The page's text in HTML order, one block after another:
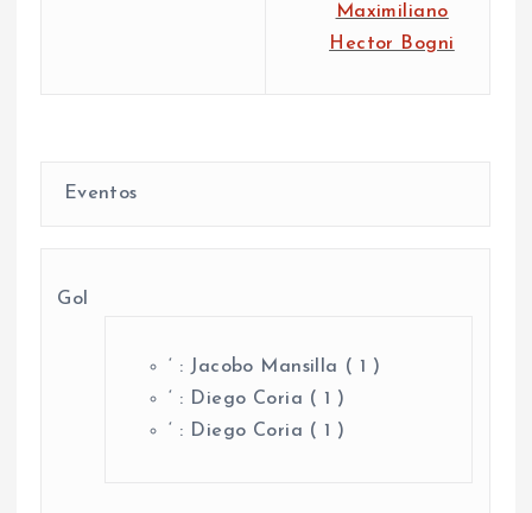
Maximiliano
Hector Bogni
Eventos
Gol
‘ : Jacobo Mansilla ( 1 )
‘ : Diego Coria ( 1 )
‘ : Diego Coria ( 1 )